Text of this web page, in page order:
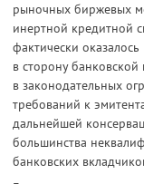
рыночных биржевых
инертной кредитной
фактически
в сторону
в законодательных
требований к
дальнейшей
большинства
банковских